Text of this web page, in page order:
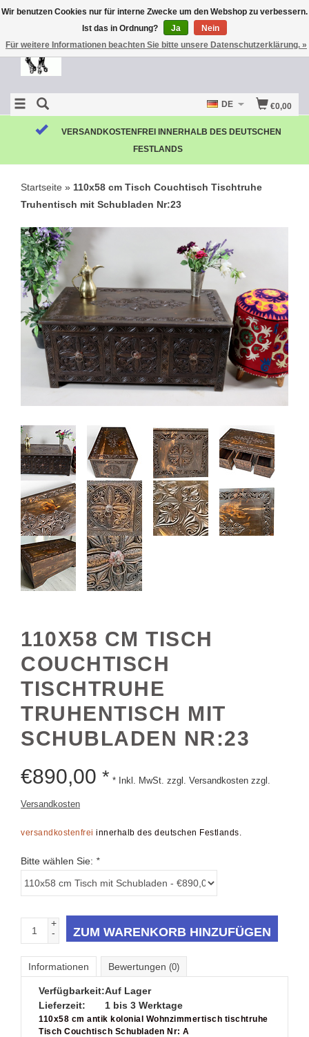
€0,00
DE
VERSANDKOSTENFREI INNERHALB DES DEUTSCHEN
FESTLANDS
Startseite » 110x58 cm Tisch Couchtisch Tischtruhe
Truhentisch mit Schubladen Nr:23
110X58 CM TISCH
COUCHTISCH
TISCHTRUHE
TRUHENTISCH MIT
SCHUBLADEN NR:23
€890,00 * * Inkl. MwSt. zzgl. Versandkosten zzgl.
Versandkosten
versandkostenfrei innerhalb des deutschen Festlands.
Bitte wählen Sie: *
+
-
ZUM WARENKORB HINZUFÜGEN
Informationen Bewertungen (0)
Verfügbarkeit:Auf Lager
Lieferzeit:
1 bis 3 Werktage
110x58 cm antik kolonial Wohnzimmertisch tischtruhe
Tisch Couchtisch Schubladen Nr: A
Wir benutzen Cookies nur für interne Zwecke um den Webshop zu verbessern.
Ist das in Ordnung?
Ja
Nein
Für weitere Informationen beachten Sie bitte unsere Datenschutzerklärung. »